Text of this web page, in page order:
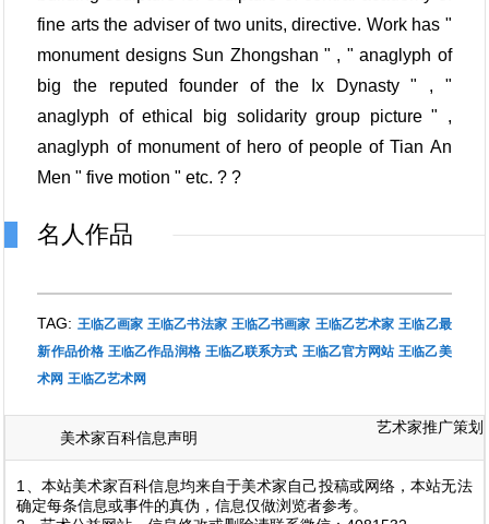
fine arts the adviser of two units, directive. Work has "
monument designs Sun Zhongshan " , " anaglyph of
big the reputed founder of the Ix Dynasty " , "
anaglyph of ethical big solidarity group picture " ,
anaglyph of monument of hero of people of Tian An
Men " five motion " etc. ? ?
名人作品
TAG: 王临乙画家 王临乙书法家 王临乙书画家 王临乙艺术家 王临乙最
新作品价格 王临乙作品润格 王临乙联系方式 王临乙官方网站 王临乙美
术网 王临乙艺术网
美术家百科信息声明
艺术家推广策划
1、本站美术家百科信息均来自于美术家自己投稿或网络，本站无法
确定每条信息或事件的真伪，信息仅做浏览者参考。